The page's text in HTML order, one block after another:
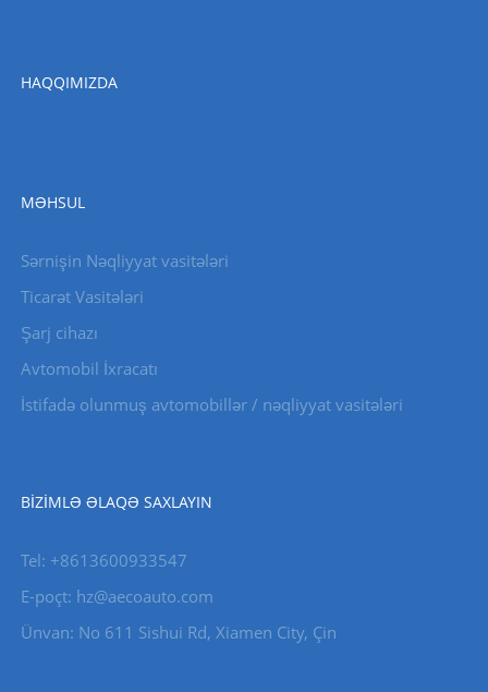
HAQQIMIZDA
MƏHSUL
Sərnişin Nəqliyyat vasitələri
Ticarət Vasitələri
Şarj cihazı
Avtomobil İxracatı
İstifadə olunmuş avtomobillər / nəqliyyat vasitələri
BIZIMLƏ ƏLAQƏ SAXLAYIN
Tel: +8613600933547
E-poçt: hz@aecoauto.com
Ünvan: No 611 Sishui Rd, Xiamen City, Çin